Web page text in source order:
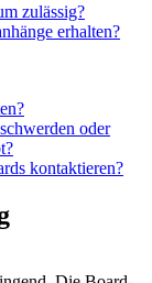
zulässig?
erhalten?
oder
kontaktieren?